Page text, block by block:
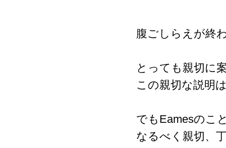
腹ごしらえが終
とっても親切に
この親切な説明
でもEamesのこ
なるべく親切、